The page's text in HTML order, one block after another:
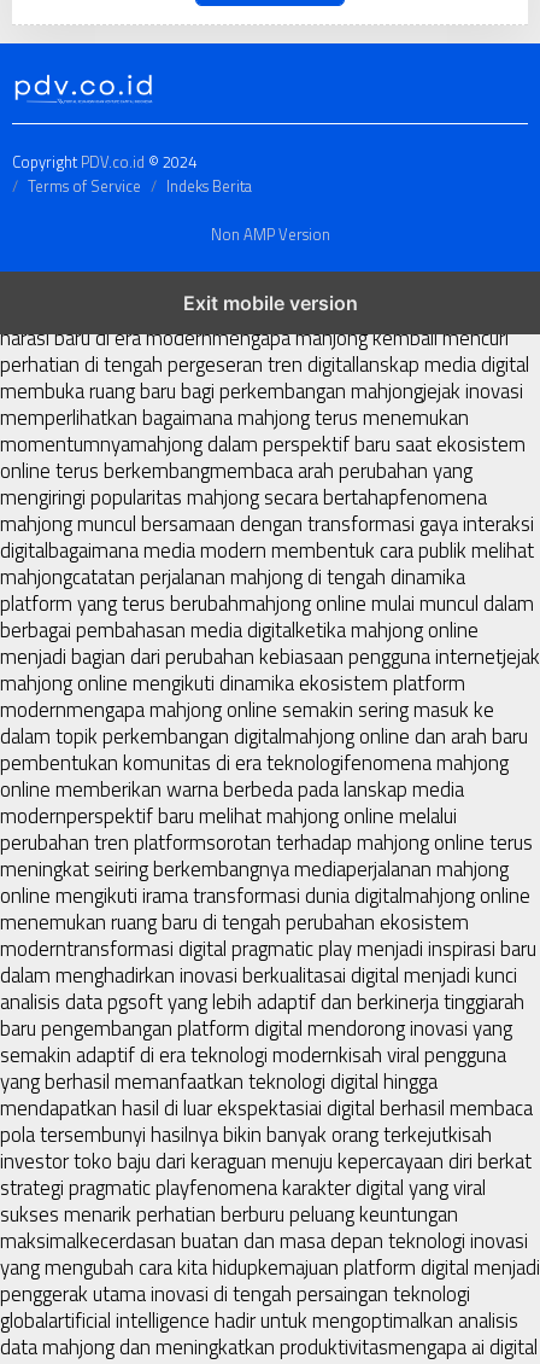
CopyrightPDV.co.id © 2024
Terms of Service
Indeks Berita
Non AMP Version
Exit mobile version
dari komunitas hingga platform mahjong membangun
narasi baru di era modernmengapa mahjong kembali mencuri
perhatian di tengah pergeseran tren digitallanskap media digital
membuka ruang baru bagi perkembangan mahjongjejak inovasi
memperlihatkan bagaimana mahjong terus menemukan
momentumnyamahjong dalam perspektif baru saat ekosistem
online terus berkembangmembaca arah perubahan yang
mengiringi popularitas mahjong secara bertahapfenomena
mahjong muncul bersamaan dengan transformasi gaya interaksi
digitalbagaimana media modern membentuk cara publik melihat
mahjongcatatan perjalanan mahjong di tengah dinamika
platform yang terus berubahmahjong online mulai muncul dalam
berbagai pembahasan media digitalketika mahjong online
menjadi bagian dari perubahan kebiasaan pengguna internetjejak
mahjong online mengikuti dinamika ekosistem platform
modernmengapa mahjong online semakin sering masuk ke
dalam topik perkembangan digitalmahjong online dan arah baru
pembentukan komunitas di era teknologifenomena mahjong
online memberikan warna berbeda pada lanskap media
modernperspektif baru melihat mahjong online melalui
perubahan tren platformsorotan terhadap mahjong online terus
meningkat seiring berkembangnya mediaperjalanan mahjong
online mengikuti irama transformasi dunia digitalmahjong online
menemukan ruang baru di tengah perubahan ekosistem
moderntransformasi digital pragmatic play menjadi inspirasi baru
dalam menghadirkan inovasi berkualitasai digital menjadi kunci
analisis data pgsoft yang lebih adaptif dan berkinerja tinggiarah
baru pengembangan platform digital mendorong inovasi yang
semakin adaptif di era teknologi modernkisah viral pengguna
yang berhasil memanfaatkan teknologi digital hingga
mendapatkan hasil di luar ekspektasiai digital berhasil membaca
pola tersembunyi hasilnya bikin banyak orang terkejutkisah
investor toko baju dari keraguan menuju kepercayaan diri berkat
strategi pragmatic playfenomena karakter digital yang viral
sukses menarik perhatian berburu peluang keuntungan
maksimalkecerdasan buatan dan masa depan teknologi inovasi
yang mengubah cara kita hidupkemajuan platform digital menjadi
penggerak utama inovasi di tengah persaingan teknologi
globalartificial intelligence hadir untuk mengoptimalkan analisis
data mahjong dan meningkatkan produktivitasmengapa ai digital